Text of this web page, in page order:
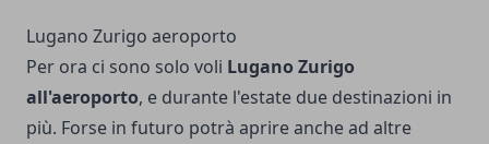
Lugano Zurigo aeroporto
Per ora ci sono solo voli Lugano Zurigo
all'aeroporto, e durante l'estate due destinazioni in
più. Forse in futuro potrà aprire anche ad altre